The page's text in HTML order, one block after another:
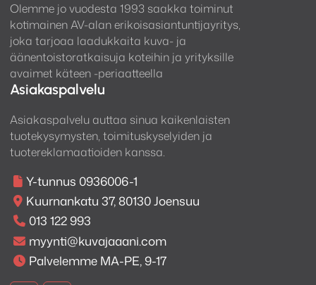
Olemme jo vuodesta 1993 saakka toiminut
kotimainen AV-alan erikoisasiantuntijayritys,
joka tarjoaa laadukkaita kuva- ja
äänentoistoratkaisuja koteihin ja yrityksille
avaimet käteen -periaatteella
Asiakaspalvelu
Asiakaspalvelu auttaa sinua kaikenlaisten
tuotekysymysten, toimituskyselyiden ja
tuotereklamaatioiden kanssa.
Y-tunnus 0936006-1
Kuurnankatu 37, 80130 Joensuu
013 122 993
myynti@kuvajaaani.com
Palvelemme MA-PE, 9-17